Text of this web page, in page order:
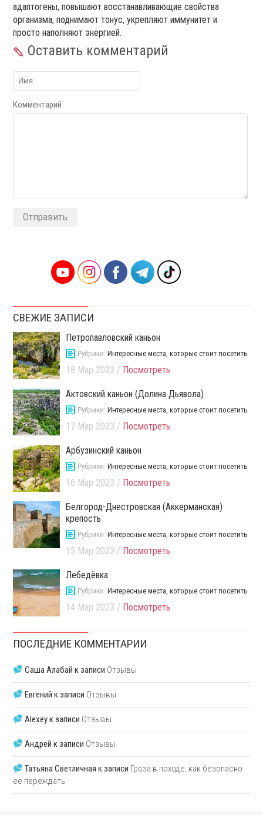
адаптогены, повышают восстанавливающие свойства
организма, поднимают тонус, укрепляют иммунитет и
просто наполняют энергией.
Оставить комментарий
Комментарий
СВЕЖИЕ ЗАПИСИ
Петропавловский каньон
Рубрики:Интересные места, которые стоит посетить
18 Мар 2023 / Посмотреть
Актовский каньон (Долина Дьявола)
Рубрики:Интересные места, которые стоит посетить
17 Мар 2023 / Посмотреть
Арбузинский каньон
Рубрики:Интересные места, которые стоит посетить
16 Мар 2023 / Посмотреть
Белгород-Днестровская (Аккерманская)
крепость
Рубрики:Интересные места, которые стоит посетить
15 Мар 2023 / Посмотреть
Лебедёвка
Рубрики:Интересные места, которые стоит посетить
14 Мар 2023 / Посмотреть
ПОСЛЕДНИЕ КОММЕНТАРИИ
Саша Алабай к записи Отзывы
Евгений к записи Отзывы
Alexeyк записи Отзывы
Андрей к записи Отзывы
Татьяна Светличная к записи Гроза в походе: как безопасно
ее переждать